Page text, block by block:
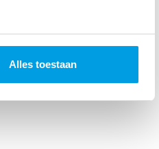
Alles toestaan